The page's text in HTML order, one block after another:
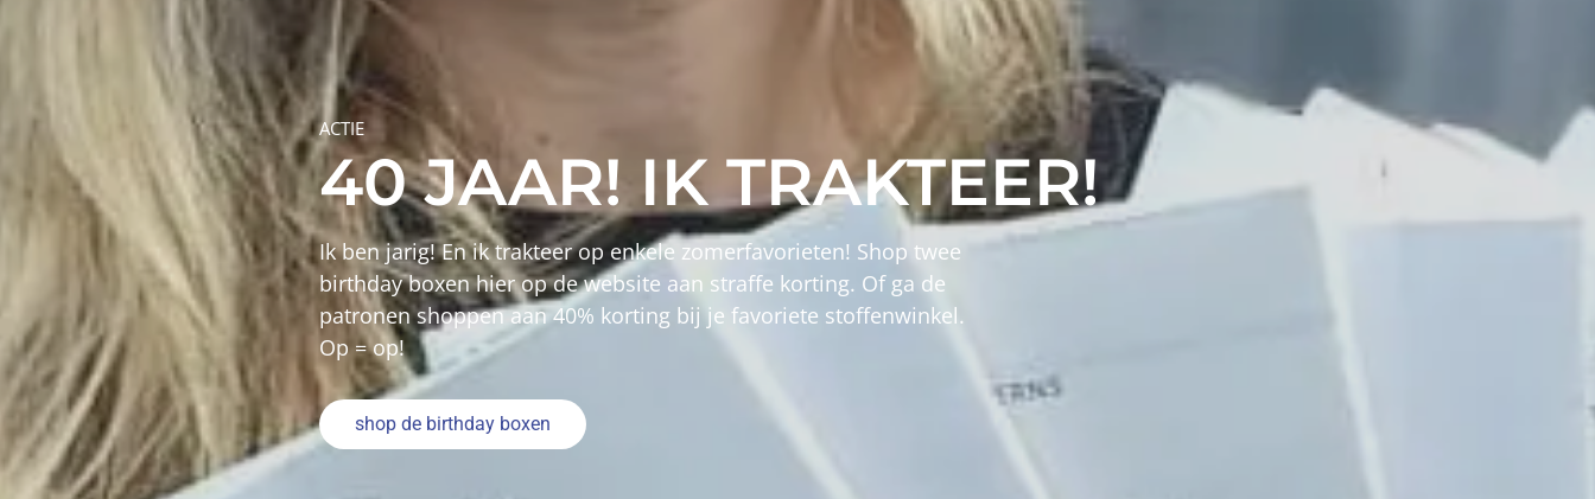
ZOMERFAVORIET
MARCEL TOP & JURK
Een eenvoudige tanktop voor iedereen! En een maxi-jurk optie.
Maak hem in spons, tricot, rekbare tencel, structuurtricot of
boordstof.